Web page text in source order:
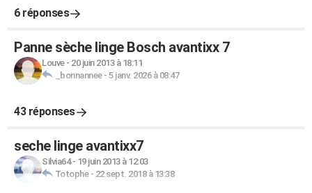
6 réponses
Panne sèche linge Bosch avantixx 7
Louve- 20 juin 2013 à 18:11
_bonnannee- 5 janv. 2026 à 08:47
43 réponses
seche linge avantixx7
Silvia64- 19 juin 2013 à 12:03
Totophe- 22 sept. 2018 à 13:38